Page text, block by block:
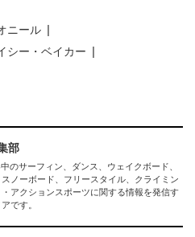
ニール
シー・ベイカー
部
のサーフィン、ダンス、ウェイクボード、
ノーボード、フリースタイル、クライミン
アクションスポーツに関する情報を発信す
です。